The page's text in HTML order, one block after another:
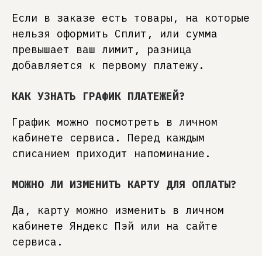
Если в заказе есть товары, на которые
нельзя оформить Сплит, или сумма
превышает ваш лимит, разница
добавляется к первому платежу.
КАК УЗНАТЬ ГРАФИК ПЛАТЕЖЕЙ?
График можно посмотреть в личном
кабинете сервиса. Перед каждым
списанием приходит напоминание.
МОЖНО ЛИ ИЗМЕНИТЬ КАРТУ ДЛЯ ОПЛАТЫ?
Да, карту можно изменить в личном
кабинете Яндекс Пэй или на сайте
сервиса.
Каждый предмет — результат глубоких
и эстетику вашей мебели.
Любой размер, цвет, материал. Цена
обсуждается открыто и прозрачно: вы платите
только за реальную ценность, без скрытых
МЕБЕЛЬ, СОЗДАННАЯ ДЛЯ ВАС